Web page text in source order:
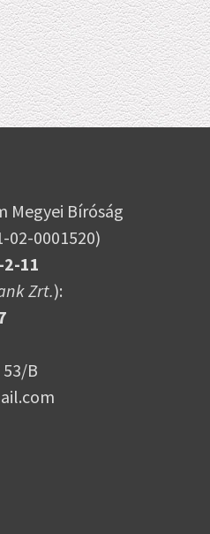
Megyei Bíróság
02-0001520)
11
Zrt.):
53/B